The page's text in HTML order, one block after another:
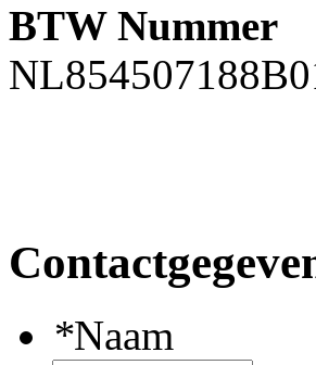
BTW Nummer
*Naam